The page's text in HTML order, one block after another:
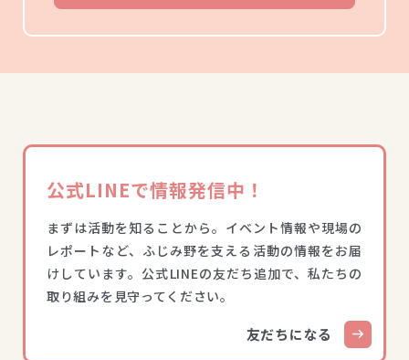
公式LINEで情報発信中！
まずは活動を知ることから。イベント情報や現場の
レポートなど、ふじみ野を支える活動の情報をお届
けしています。公式LINEの友だち追加で、私たちの
取り組みを見守ってください。
友だちになる